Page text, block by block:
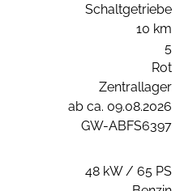
Schaltgetriebe
10 km
5
Rot
Zentrallager
ab ca. 09.08.2026
GW-ABFS6397
48 kW / 65 PS